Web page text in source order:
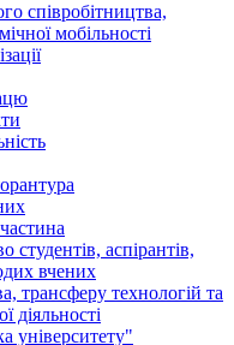
співробітництва,
мобільності
студентів, аспірантів,
вчених
трансферу технологій та
діяльності
університету"